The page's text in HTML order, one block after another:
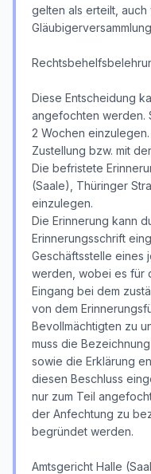
gelten als erteilt,
Diese Entscheidung
angefochten werden.
2 Wochen
Zustellung bzw. mit
Die befristete
(Saale), Thüringer
einzulegen.
Die Erinnerung kann
Erinnerungsschrift
Geschäftsstelle eines
werden, wobei es für
Eingang bei dem
von dem
Bevollmächtigten zu
muss die
sowie die Erklärung
diesen Beschluss
nur zum Teil
der Anfechtung zu
begründet werden.
Amtsgericht Halle